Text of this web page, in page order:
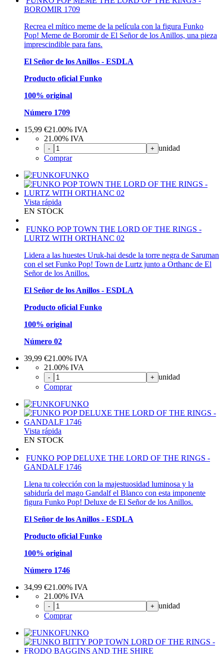
BOROMIR 1709
Recrea el mítico meme de la película con la figura Funko
Pop! Meme de Boromir de El Señor de los Anillos, una pieza
imprescindible para fans.
El Señor de los Anillos - ESDLA
Producto oficial Funko
100% original
Número 1709
15,99 €21.00% IVA
21.00% IVA
- + unidad
Comprar
FUNKO
Vista rápida
EN STOCK
FUNKO POP TOWN THE LORD OF THE RINGS -
LURTZ WITH ORTHANC 02
Lidera a las huestes Uruk-hai desde la torre negra de Saruman
con el set Funko Pop! Town de Lurtz junto a Orthanc de El
Señor de los Anillos.
El Señor de los Anillos - ESDLA
Producto oficial Funko
100% original
Número 02
39,99 €21.00% IVA
21.00% IVA
- + unidad
Comprar
FUNKO
Vista rápida
EN STOCK
FUNKO POP DELUXE THE LORD OF THE RINGS -
GANDALF 1746
Llena tu colección con la majestuosidad luminosa y la
sabiduría del mago Gandalf el Blanco con esta imponente
figura Funko Pop! Deluxe de El Señor de los Anillos.
El Señor de los Anillos - ESDLA
Producto oficial Funko
100% original
Número 1746
34,99 €21.00% IVA
21.00% IVA
- + unidad
Comprar
FUNKO